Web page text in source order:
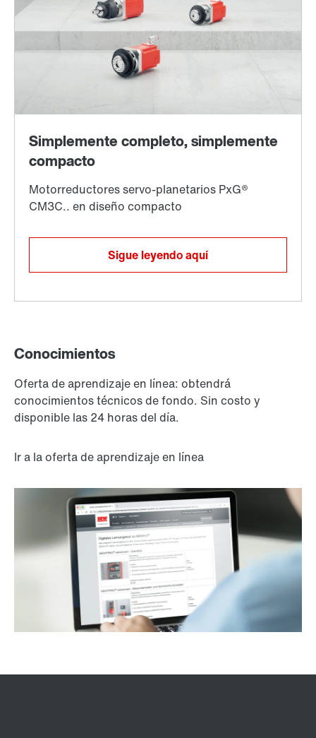
Sigue leyendo aquí
Conocimientos
Oferta de aprendizaje en línea: obtendrá
conocimientos técnicos de fondo. Sin costo y
disponible las 24 horas del día.
Ir a la oferta de aprendizaje en línea